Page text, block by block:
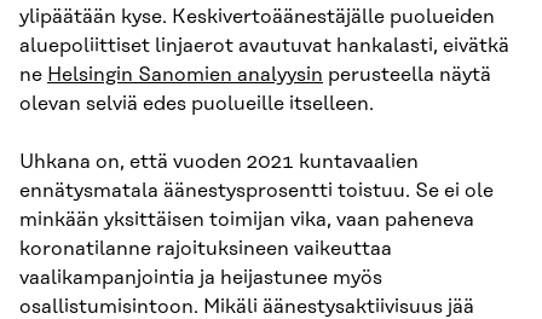
ylipäätään kyse. Keskivertoäänestäjälle puolueiden
aluepoliittiset linjaerot avautuvat hankalasti, eivätkä
ne Helsingin Sanomien analyysin perusteella näytä
olevan selviä edes puolueille itselleen.
Uhkana on, että vuoden 2021 kuntavaalien
ennätysmatala äänestysprosentti toistuu. Se ei ole
minkään yksittäisen toimijan vika, vaan paheneva
koronatilanne rajoituksineen vaikeuttaa
vaalikampanjointia ja heijastunee myös
osallistumisintoon. Mikäli äänestysaktiivisuus jää